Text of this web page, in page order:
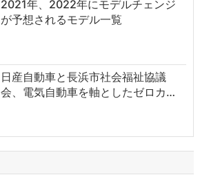
2021年、2022年にモデルチェンジ
が予想されるモデル一覧
日産自動車と長浜市社会福祉協議
会、電気自動車を軸としたゼロカ…